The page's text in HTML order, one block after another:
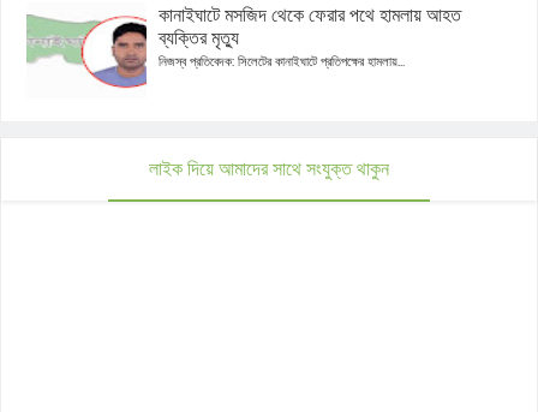
কানাইঘাটে মসজিদ থেকে ফেরার পথে হামলায় আহত
ব্যক্তির মৃত্যু
নিজস্ব প্রতিবেদক: সিলেটের কানাইঘাটে প্রতিপক্ষের হামলায়...
লাইক দিয়ে আমাদের সাথে সংযুক্ত থাকুন